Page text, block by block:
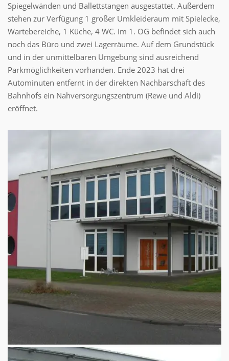
Spiegelwänden und Ballettstangen ausgestattet. Außerdem
stehen zur Verfügung 1 großer Umkleideraum mit Spielecke,
Wartebereiche, 1 Küche, 4 WC. Im 1. OG befindet sich auch
noch das Büro und zwei Lagerräume. Auf dem Grundstück
und in der unmittelbaren Umgebung sind ausreichend
Parkmöglichkeiten vorhanden. Ende 2023 hat drei
Autominuten entfernt in der direkten Nachbarschaft des
Bahnhofs ein Nahversorgungszentrum (Rewe und Aldi)
eröffnet.